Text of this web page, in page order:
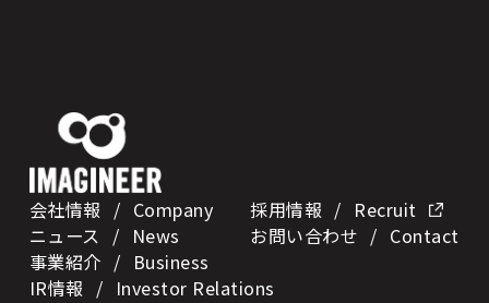
会社情報 / Company 採用情報 / Recruit
ニュース / News お問い合わせ / Contact
事業紹介 / Business
IR情報 / Investor Relations